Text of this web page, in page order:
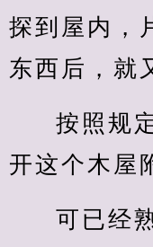
探到屋内，
东西后，就
按照规
开这个木屋
可已经